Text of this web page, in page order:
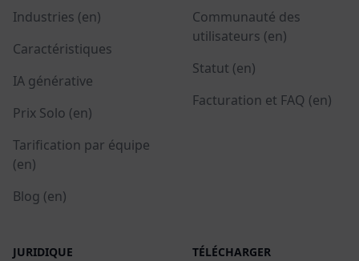
Industries (en)
Caractéristiques
IA générative
Prix Solo (en)
Tarification par équipe
(en)
Blog (en)
Communauté des
utilisateurs (en)
Statut (en)
Facturation et FAQ (en)
JURIDIQUE TÉLÉCHARGER